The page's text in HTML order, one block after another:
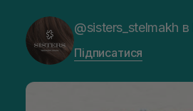
@sisters_stelmakh
Підписатися